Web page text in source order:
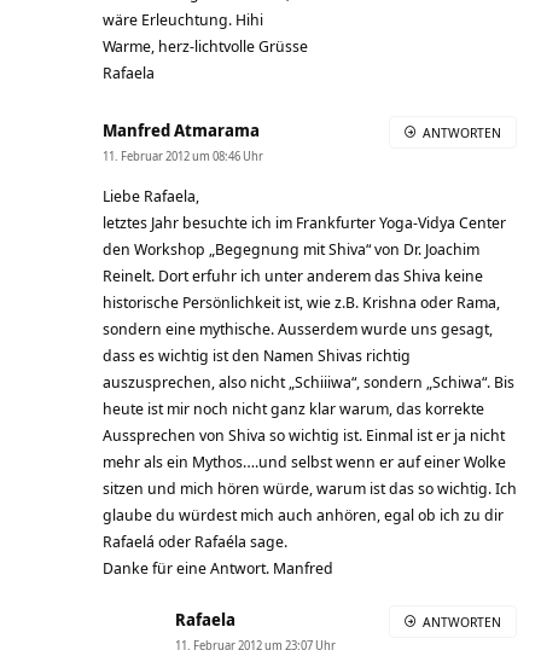
wäre Erleuchtung. Hihi
Warme, herz-lichtvolle Grüsse
Rafaela
Manfred Atmarama
11. Februar 2012 um 08:46 Uhr
Liebe Rafaela,
letztes Jahr besuchte ich im Frankfurter Yoga-Vidya Center
den Workshop „Begegnung mit Shiva“ von Dr. Joachim
Reinelt. Dort erfuhr ich unter anderem das Shiva keine
historische Persönlichkeit ist, wie z.B. Krishna oder Rama,
sondern eine mythische. Ausserdem wurde uns gesagt,
dass es wichtig ist den Namen Shivas richtig
auszusprechen, also nicht „Schiiiwa“, sondern „Schiwa“. Bis
heute ist mir noch nicht ganz klar warum, das korrekte
Aussprechen von Shiva so wichtig ist. Einmal ist er ja nicht
mehr als ein Mythos….und selbst wenn er auf einer Wolke
sitzen und mich hören würde, warum ist das so wichtig. Ich
glaube du würdest mich auch anhören, egal ob ich zu dir
Rafaelá oder Rafaéla sage.
Danke für eine Antwort. Manfred
ANTWORTEN
Rafaela
11. Februar 2012 um 23:07 Uhr
ANTWORTEN